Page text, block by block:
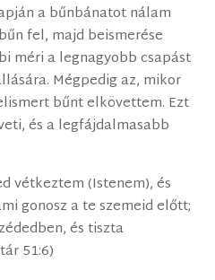
a bűnbánatot nálam
fel, majd beismerése
méri a legnagyobb csapást
Mégpedig az, mikor
bűnt elkövettem. Ezt
és a legfájdalmasabb
vétkeztem (Istenem), és
gonosz a te szemeid előtt;
és tiszta
51:6)